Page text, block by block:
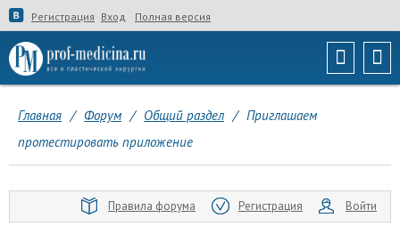
Регистрация Вход Полная версия
Главная / Форум / Общий раздел / Приглашаем
протестировать приложение
Правила форума Регистрация Войти